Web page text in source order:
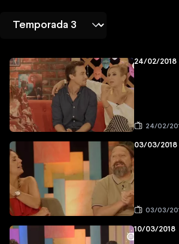
24/02/2018
24/02/
03/03/2018
03/03/
10/03/2018